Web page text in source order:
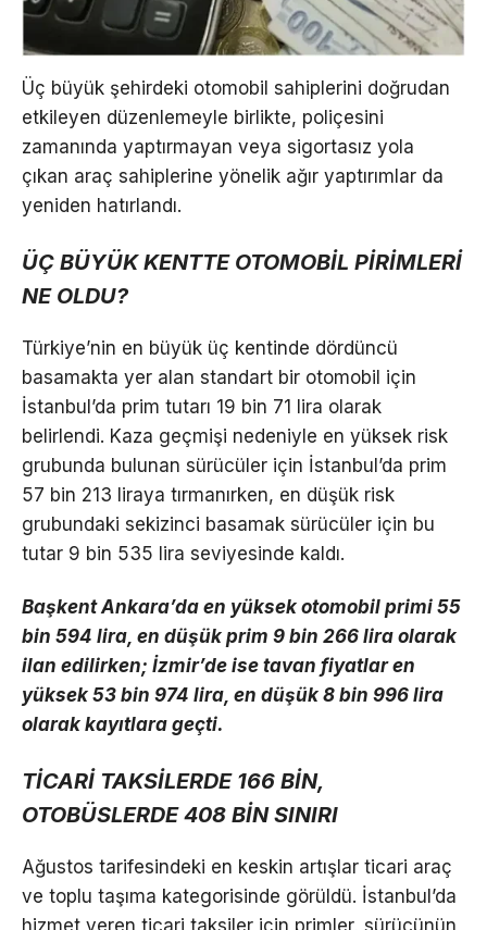
Üç büyük şehirdeki otomobil sahiplerini doğrudan
etkileyen düzenlemeyle birlikte, poliçesini
zamanında yaptırmayan veya sigortasız yola
çıkan araç sahiplerine yönelik ağır yaptırımlar da
yeniden hatırlandı.
ÜÇ BÜYÜK KENTTE OTOMOBİL PİRİMLERİ
NE OLDU?
Türkiye’nin en büyük üç kentinde dördüncü
basamakta yer alan standart bir otomobil için
İstanbul’da prim tutarı 19 bin 71 lira olarak
belirlendi. Kaza geçmişi nedeniyle en yüksek risk
grubunda bulunan sürücüler için İstanbul’da prim
57 bin 213 liraya tırmanırken, en düşük risk
grubundaki sekizinci basamak sürücüler için bu
tutar 9 bin 535 lira seviyesinde kaldı.
Başkent Ankara’da en yüksek otomobil primi 55
bin 594 lira, en düşük prim 9 bin 266 lira olarak
ilan edilirken; İzmir’de ise tavan fiyatlar en
yüksek 53 bin 974 lira, en düşük 8 bin 996 lira
olarak kayıtlara geçti.
TİCARİ TAKSİLERDE 166 BİN,
OTOBÜSLERDE 408 BİN SINIRI
Ağustos tarifesindeki en keskin artışlar ticari araç
ve toplu taşıma kategorisinde görüldü. İstanbul’da